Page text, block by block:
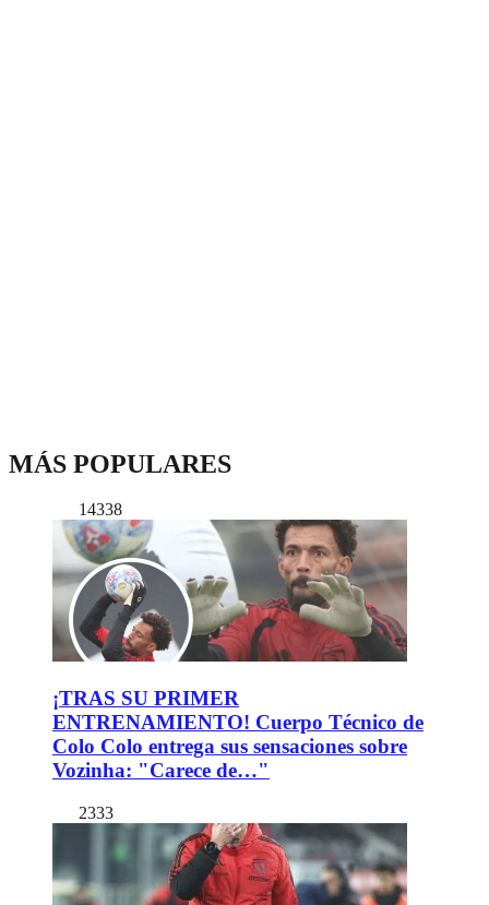
MÁS POPULARES
14338
¡TRAS SU PRIMER
ENTRENAMIENTO! Cuerpo Técnico de
Colo Colo entrega sus sensaciones sobre
Vozinha: "Carece de…"
2333